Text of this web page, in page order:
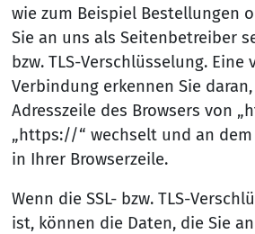
wie zum Beispiel Bestellungen
Sie an uns als Seitenbetreiber
bzw. TLS-Verschlüsselung. Eine
Verbindung erkennen Sie
Adresszeile des Browsers von
„https://“ wechselt und an dem
in Ihrer Browserzeile.
Wenn die SSL- bzw. TLS-
ist, können die Daten, die Sie